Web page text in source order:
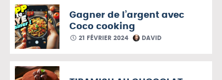
Gagner de l’argent avec
Coco cooking
21 FÉVRIER 2024 DAVID